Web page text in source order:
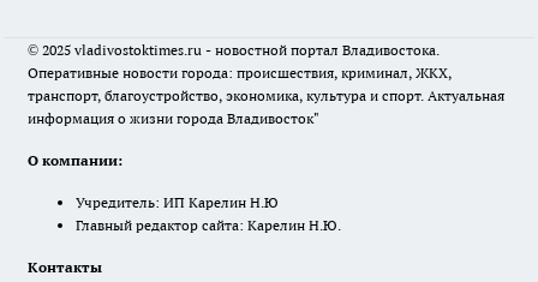
© 2025 vladivostoktimes.ru - новостной портал Владивостока.
Оперативные новости города: происшествия, криминал, ЖКХ,
транспорт, благоустройство, экономика, культура и спорт. Актуальная
информация о жизни города Владивосток"
О компании:
Учредитель: ИП Карелин Н.Ю
Главный редактор сайта: Карелин Н.Ю.
Контакты